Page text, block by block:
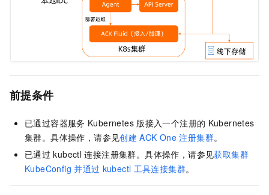
前提条件
已通过容器服务 Kubernetes 版接入一个注册的 Kubernetes
集群。具体操作，请参见创建 ACK One 注册集群。
已通过 kubectl 连接注册集群。具体操作，请参见获取集群
KubeConfig 并通过 kubectl 工具连接集群。